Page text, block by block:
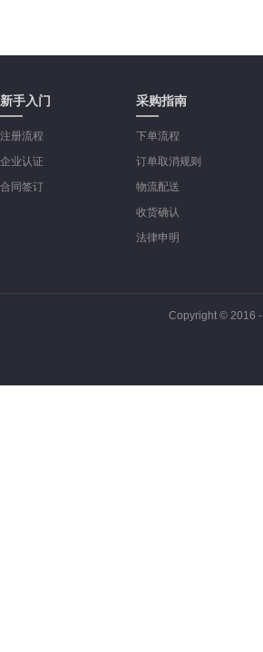
新手入门
注册流程
企业认证
合同签订
采购指南
下单流程
订单取消规则
物流配送
收货确认
法律申明
Copyright © 2016 -